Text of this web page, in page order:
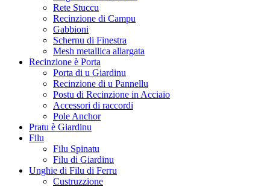
Rete Stuccu
Recinzione di Campu
Gabbioni
Schernu di Finestra
Mesh metallica allargata
Recinzione è Porta
Porta di u Giardinu
Recinzione di u Pannellu
Postu di Recinzione in Acciaio
Accessori di raccordi
Pole Anchor
Pratu è Giardinu
Filu
Filu Spinatu
Filu di Giardinu
Unghie di Filu di Ferru
Custruzzione